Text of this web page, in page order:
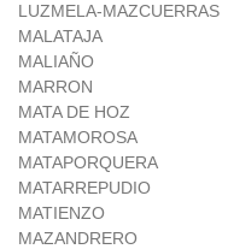
LUZMELA-MAZCUERRAS
MALATAJA
MALIAÑO
MARRON
MATA DE HOZ
MATAMOROSA
MATAPORQUERA
MATARREPUDIO
MATIENZO
MAZANDRERO